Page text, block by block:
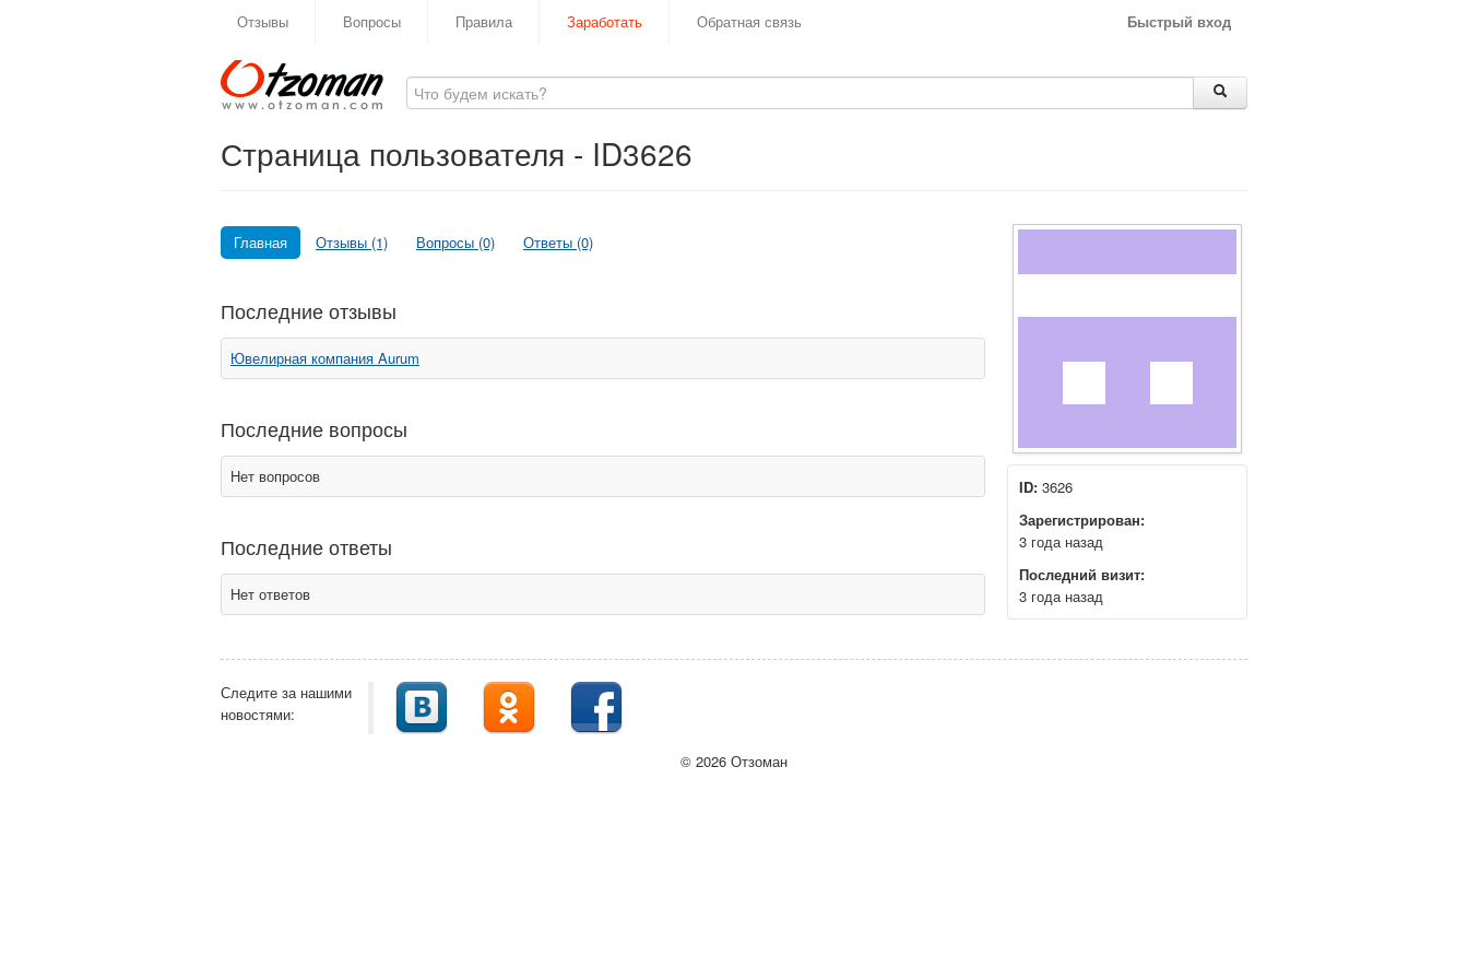
Отзывы Вопросы Правила Заработать Обратная связь Быстрый вход
Страница пользователя - ID3626
Главная Отзывы (1) Вопросы (0) Ответы (0)
Последние отзывы
Ювелирная компания Aurum
Последние вопросы
Нет вопросов
Последние ответы
Нет ответов
ID: 3626
Зарегистрирован:
3 года назад
Последний визит:
3 года назад
Следите за нашими
новостями:
© 2026 Отзоман